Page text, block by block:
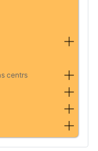
centrs